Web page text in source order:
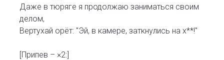
Даже в тюряге я продолжаю заниматься своим
делом,
Вертухай орёт: "Эй, в камере, заткнулись на х**!"
[Припев – ×2:]